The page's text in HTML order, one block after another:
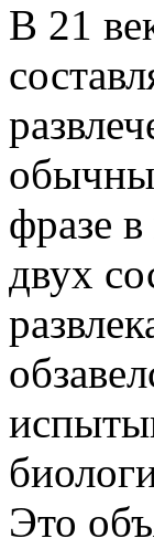
В 21
фразе
двух
Это